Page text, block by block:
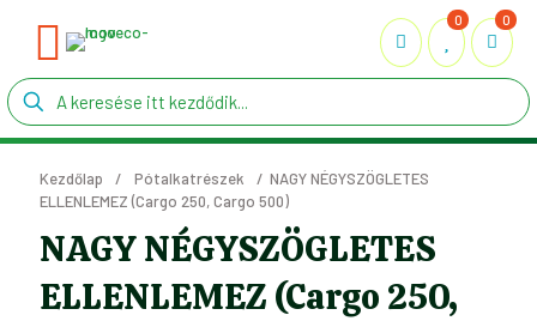
0 0
Kezdőlap / Pótalkatrészek / NAGY NÉGYSZÖGLETES
ELLENLEMEZ (Cargo 250, Cargo 500)
NAGY NÉGYSZÖGLETES
ELLENLEMEZ (Cargo 250,